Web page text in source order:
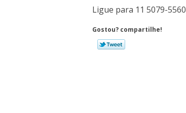
Ligue para 11 5079-5560
Gostou? compartilhe!